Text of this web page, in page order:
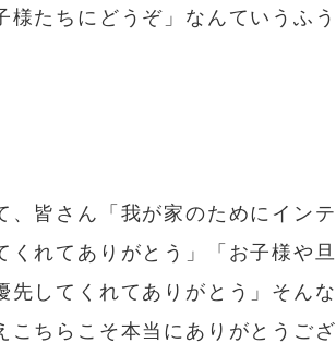
たちにどうぞ」なんていうふう
、皆さん「我が家のためにインテ
れてありがとう」「お子様や旦
してくれてありがとう」そんな
こちらこそ本当にありがとうござ